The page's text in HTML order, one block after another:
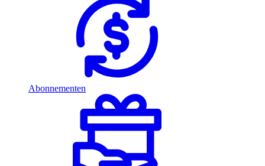
Abonnementen